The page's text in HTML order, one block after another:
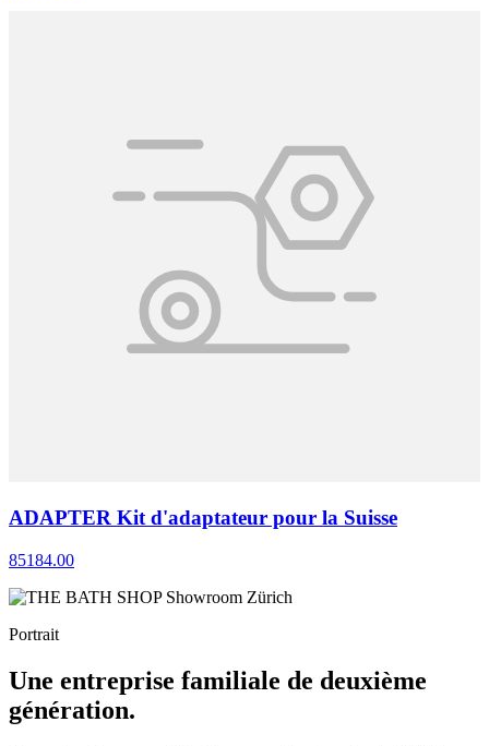
ADAPTER Kit d'adaptateur pour la Suisse
85184.00
Portrait
Une entreprise familiale de deuxième
génération.